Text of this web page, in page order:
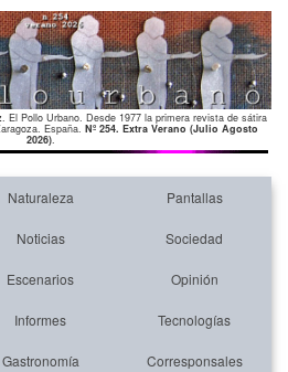
. El Pollo Urbano. Desde 1977 la primera revista de sátira
España. Nº 254. Extra Verano (Julio Agosto
2026).
Naturaleza Pantallas
Noticias Sociedad
Escenarios Opinión
Informes Tecnologías
Gastronomía Corresponsales